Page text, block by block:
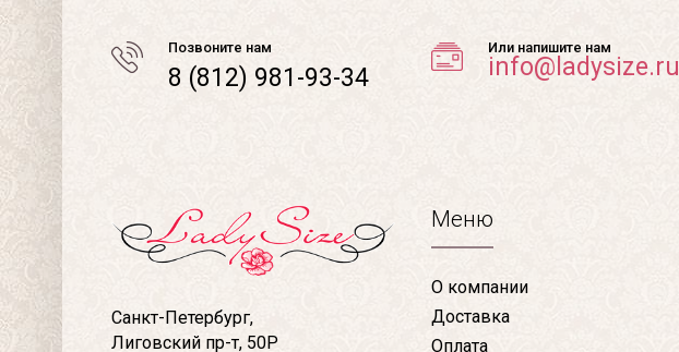
Позвоните нам
8 (812) 981-93-34
Или напишите нам
info@ladysize.ru
Санкт-Петербург,
Лиговский пр-т, 50Р
Меню
О компании
Доставка
Оплата